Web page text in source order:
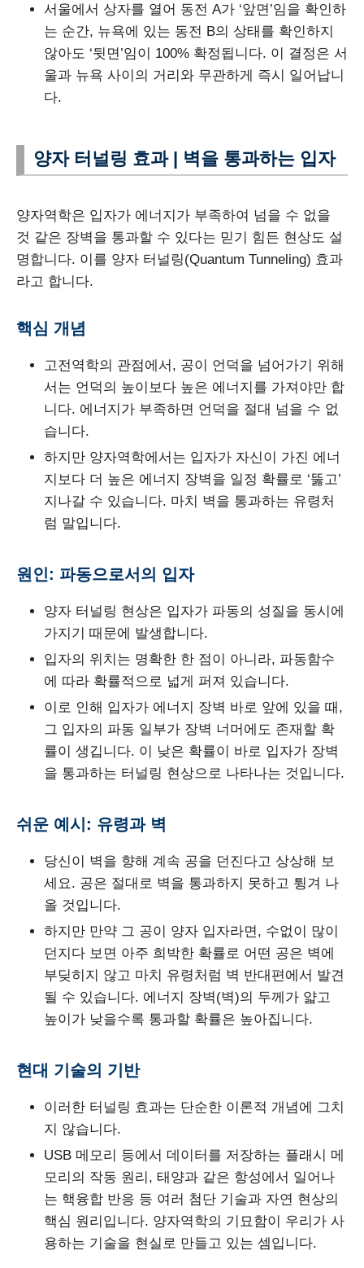
서울에서 상자를 열어 동전 A가 ‘앞면’임을 확인하
는 순간, 뉴욕에 있는 동전 B의 상태를 확인하지
않아도 ‘뒷면’임이 100% 확정됩니다. 이 결정은 서
울과 뉴욕 사이의 거리와 무관하게 즉시 일어납니
다.
양자 터널링 효과 | 벽을 통과하는 입자
양자역학은 입자가 에너지가 부족하여 넘을 수 없을
것 같은 장벽을 통과할 수 있다는 믿기 힘든 현상도 설
명합니다. 이를 양자 터널링(Quantum Tunneling) 효과
라고 합니다.
핵심 개념
고전역학의 관점에서, 공이 언덕을 넘어가기 위해
서는 언덕의 높이보다 높은 에너지를 가져야만 합
니다. 에너지가 부족하면 언덕을 절대 넘을 수 없
습니다.
하지만 양자역학에서는 입자가 자신이 가진 에너
지보다 더 높은 에너지 장벽을 일정 확률로 ‘뚫고’
지나갈 수 있습니다. 마치 벽을 통과하는 유령처
럼 말입니다.
원인: 파동으로서의 입자
양자 터널링 현상은 입자가 파동의 성질을 동시에
가지기 때문에 발생합니다.
입자의 위치는 명확한 한 점이 아니라, 파동함수
에 따라 확률적으로 넓게 퍼져 있습니다.
이로 인해 입자가 에너지 장벽 바로 앞에 있을 때,
그 입자의 파동 일부가 장벽 너머에도 존재할 확
률이 생깁니다. 이 낮은 확률이 바로 입자가 장벽
을 통과하는 터널링 현상으로 나타나는 것입니다.
쉬운 예시: 유령과 벽
당신이 벽을 향해 계속 공을 던진다고 상상해 보
세요. 공은 절대로 벽을 통과하지 못하고 튕겨 나
올 것입니다.
하지만 만약 그 공이 양자 입자라면, 수없이 많이
던지다 보면 아주 희박한 확률로 어떤 공은 벽에
부딪히지 않고 마치 유령처럼 벽 반대편에서 발견
될 수 있습니다. 에너지 장벽(벽)의 두께가 얇고
높이가 낮을수록 통과할 확률은 높아집니다.
현대 기술의 기반
이러한 터널링 효과는 단순한 이론적 개념에 그치
지 않습니다.
USB 메모리 등에서 데이터를 저장하는 플래시 메
모리의 작동 원리, 태양과 같은 항성에서 일어나
는 핵융합 반응 등 여러 첨단 기술과 자연 현상의
핵심 원리입니다. 양자역학의 기묘함이 우리가 사
용하는 기술을 현실로 만들고 있는 셈입니다.